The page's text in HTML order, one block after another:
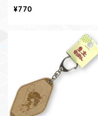
E01ZM01
¥770